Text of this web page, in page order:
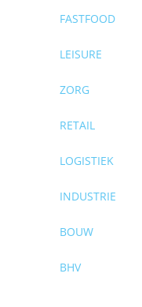
FASTFOOD
LEISURE
ZORG
RETAIL
LOGISTIEK
INDUSTRIE
BOUW
BHV